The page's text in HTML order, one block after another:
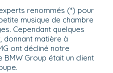
renommés (*) pour
musique de chambre
Cependant quelques
donnant matière à
ont décliné notre
BMW Group était un client